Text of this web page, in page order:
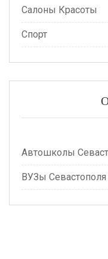
Салоны Красоты
Спорт
Автошколы
ВУЗы Севастополя